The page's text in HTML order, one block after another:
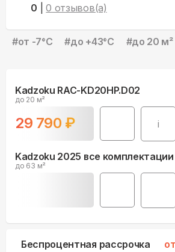
от -7°С #до +43°С
29 790₽
Kadzoku 2025 все комплектации
Беспроцентная рассрочка от
На 3 или 6 месяцев.
Узнать подробнее